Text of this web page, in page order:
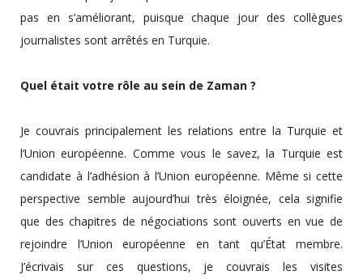
pas en s’améliorant, puisque chaque jour des collègues
journalistes sont arrêtés en Turquie.
Quel était votre rôle au sein de Zaman ?
Je couvrais principalement les relations entre la Turquie et
l’Union européenne. Comme vous le savez, la Turquie est
candidate à l’adhésion à l’Union européenne. Même si cette
perspective semble aujourd’hui très éloignée, cela signifie
que des chapitres de négociations sont ouverts en vue de
rejoindre l’Union européenne en tant qu’État membre.
J’écrivais sur ces questions, je couvrais les visites